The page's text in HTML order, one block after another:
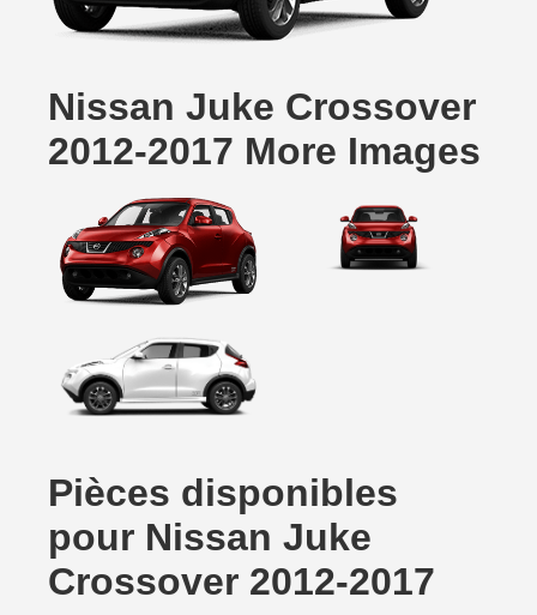
Nissan Juke Crossover
2012-2017 More Images
Pièces disponibles
pour Nissan Juke
Crossover 2012-2017